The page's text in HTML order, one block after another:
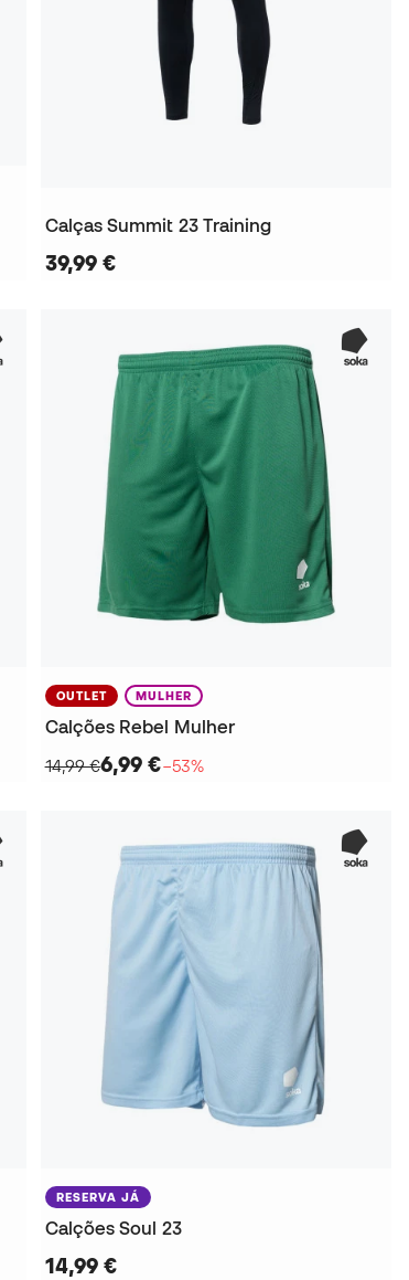
Calças Summit 23 Training
39,99 €
OUTLET MULHER
Calções Rebel Mulher
14,99 €6,99 €−53%
RESERVA JÁ
Calções Soul 23
14,99 €